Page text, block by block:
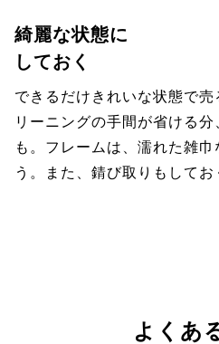
綺麗な状態に
しておく
できるだけきれいな状態で
リーニングの手間が省ける
も。フレームは、濡れた雑
う。また、錆び取りもしてお
よくあ